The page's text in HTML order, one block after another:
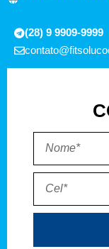
(28) 9 9909-9999